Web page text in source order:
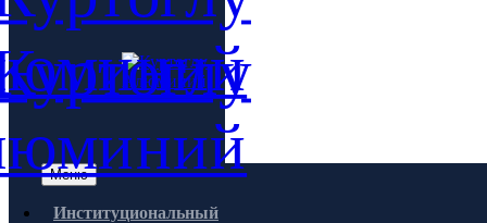
Меню
Институциональный